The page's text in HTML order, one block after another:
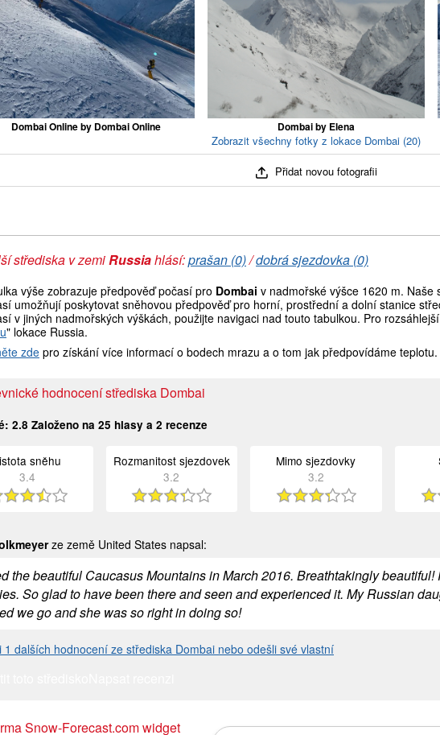
Dombai Online by Dombai Online Dombai by Elena
Zobrazit všechny fotky z lokace Dombai (20)
Přidat novou fotografii
střediska v zemiRussiahlásí:prašan (0)/dobrá sjezdovka (0)
výše zobrazuje předpověď počasí pro Dombai v nadmořské výšce 1620 m.
umožňují poskytovat sněhovou předpověď pro horní, prostřední a dolní stanice
v jiných nadmořských výškách, použijte navigaci nad touto tabulkou. Pro
" lokace Russia.
zde pro získání více informací o bodech mrazu a o tom jak předpovídáme teplotu.
hodnocení střediska Dombai
2.8 Založeno na 25 hlasy a 2 recenze
sněhu
3.4
Rozmanitost sjezdovek
3.2
Mimo sjezdovky
3.2
ze země United States napsal:
the beautiful Caucasus Mountains in March 2016. Breathtakingly
So glad to have been there and seen and experienced it. My Russian
we go and she was so right in doing so!
1 dalších hodnocení ze střediska Dombai nebo odešli své vlastní
Snow-Forecast.com widget